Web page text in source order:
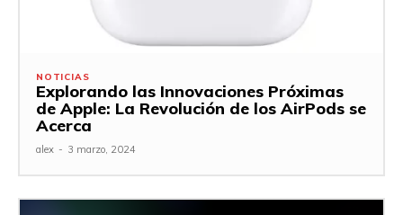
NOTICIAS
Explorando las Innovaciones Próximas
de Apple: La Revolución de los AirPods se
Acerca
alex - 3 marzo, 2024